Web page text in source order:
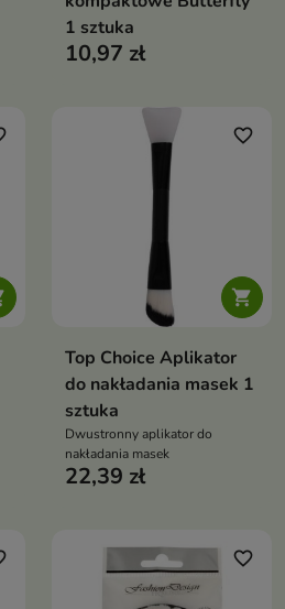
1 sztuka
10,97 zł

favorite_border
Top Choice Aplikator
do nakładania masek 1
sztuka
Dwustronny aplikator do
nakładania masek
22,39 zł
favorite_border